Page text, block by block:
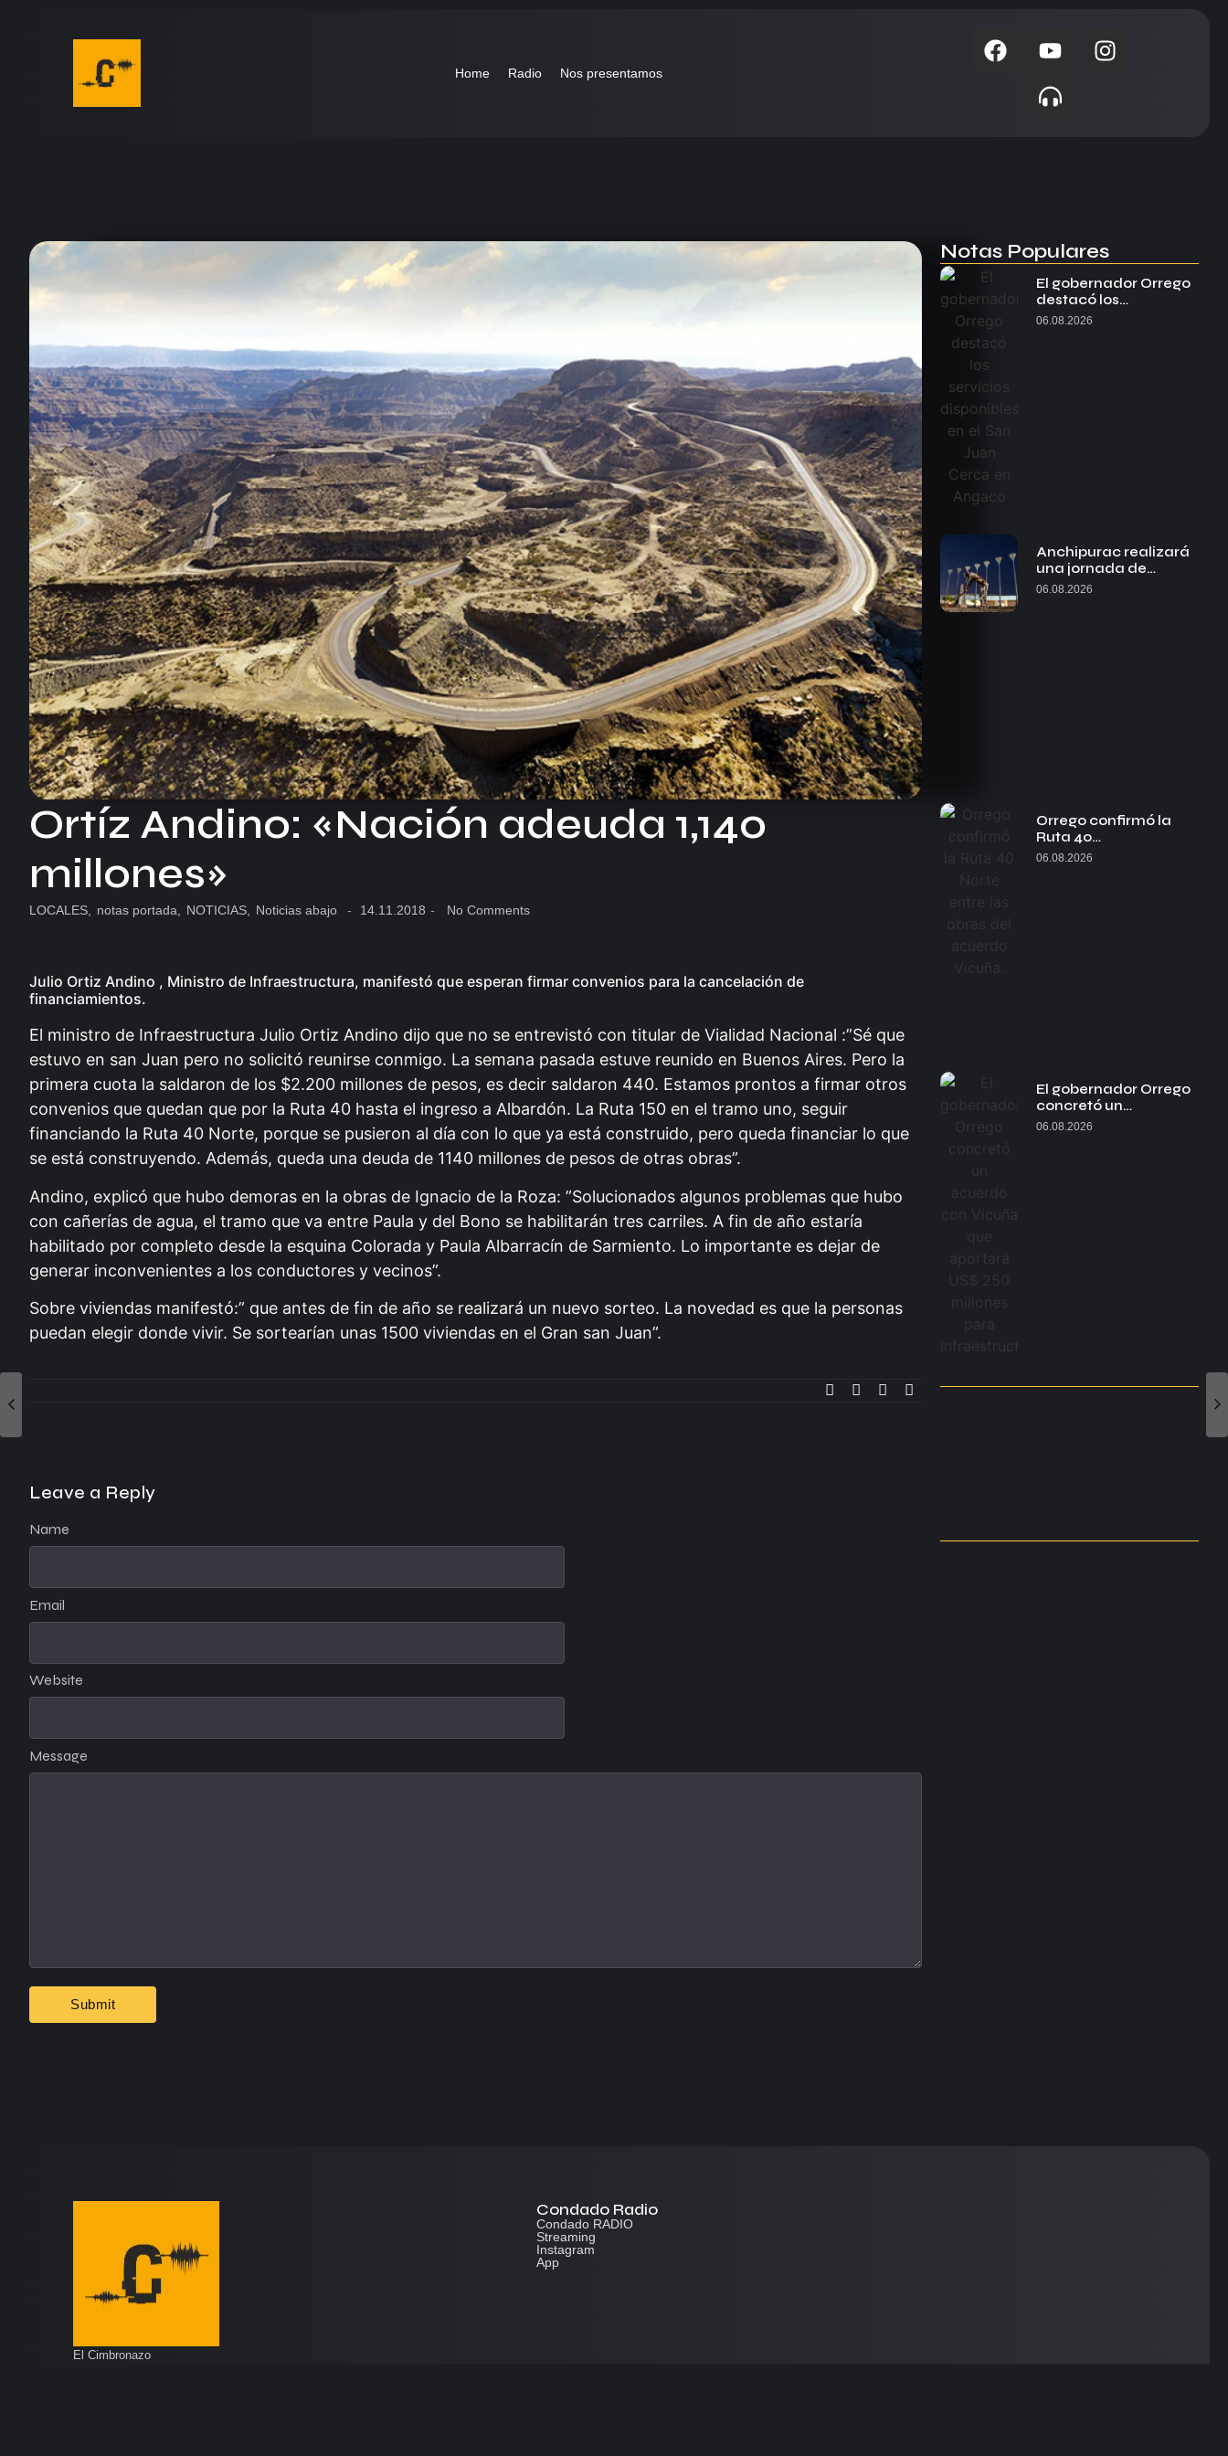
Home Radio Nos presentamos
Ortíz Andino: «Nación adeuda 1,140
millones»
LOCALES, notas portada, NOTICIAS, Noticias abajo - 14.11.2018 - No Comments
Julio Ortiz Andino , Ministro de Infraestructura, manifestó que esperan firmar convenios para la cancelación de
financiamientos.
El ministro de Infraestructura Julio Ortiz Andino dijo que no se entrevistó con titular de Vialidad Nacional :”Sé que
estuvo en san Juan pero no solicitó reunirse conmigo. La semana pasada estuve reunido en Buenos Aires. Pero la
primera cuota la saldaron de los $2.200 millones de pesos, es decir saldaron 440. Estamos prontos a firmar otros
convenios que quedan que por la Ruta 40 hasta el ingreso a Albardón. La Ruta 150 en el tramo uno, seguir
financiando la Ruta 40 Norte, porque se pusieron al día con lo que ya está construido, pero queda financiar lo que
se está construyendo. Además, queda una deuda de 1140 millones de pesos de otras obras”.
Andino, explicó que hubo demoras en la obras de Ignacio de la Roza: ”Solucionados algunos problemas que hubo
con cañerías de agua, el tramo que va entre Paula y del Bono se habilitarán tres carriles. A fin de año estaría
habilitado por completo desde la esquina Colorada y Paula Albarracín de Sarmiento. Lo importante es dejar de
generar inconvenientes a los conductores y vecinos”.
Sobre viviendas manifestó:” que antes de fin de año se realizará un nuevo sorteo. La novedad es que la personas
puedan elegir donde vivir. Se sortearían unas 1500 viviendas en el Gran san Juan”.
Leave a Reply
Message
Name
Email
Website
Notas Populares
El gobernador Orrego
destacó los…
06.08.2026
Anchipurac realizará
una jornada de…
06.08.2026
Orrego confirmó la
Ruta 40…
06.08.2026
El gobernador Orrego
concretó un…
06.08.2026
El Cimbronazo
Condado Radio
Condado RADIO
Streaming
Instagram
App